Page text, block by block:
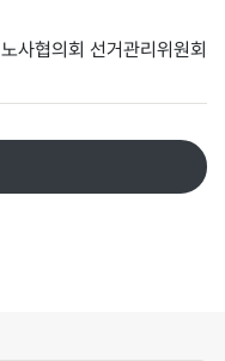
노사협의회 선거관리위원회